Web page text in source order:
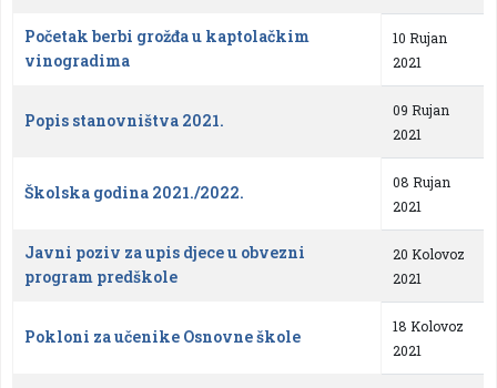
Početak berbi grožđa u kaptolačkim
vinogradima
10 Rujan
2021
Popis stanovništva 2021.
09 Rujan
2021
Školska godina 2021./2022.
08 Rujan
2021
Javni poziv za upis djece u obvezni
program predškole
20 Kolovoz
2021
Pokloni za učenike Osnovne škole
18 Kolovoz
2021